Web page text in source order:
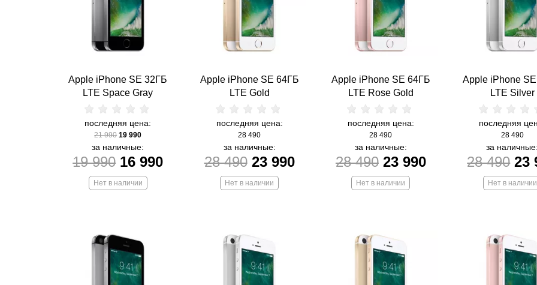
Apple iPhone SE 32ГБ
LTE Space Gray
последняя цена:
21 990 19 990
за наличные:
19 990 16 990
Нет в наличии
Apple iPhone SE 64ГБ
LTE Gold
последняя цена:
28 490
за наличные:
28 490 23 990
Нет в наличии
Apple iPhone SE 64ГБ
LTE Rose Gold
последняя цена:
28 490
за наличные:
28 490 23 990
Нет в наличии
Apple iPhone
LTE Silver
последняя
28 490
за наличные:
28 490 23
Нет в наличии